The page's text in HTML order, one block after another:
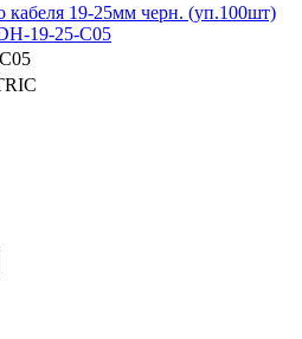
кабеля 19-25мм черн. (уп.100шт)
19-25-C05